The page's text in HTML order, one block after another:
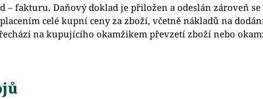
fakturu. Daňový doklad je přiložen a odeslán zároveň se
celé kupní ceny za zboží, včetně nákladů na
na kupujícího okamžikem převzetí zboží nebo